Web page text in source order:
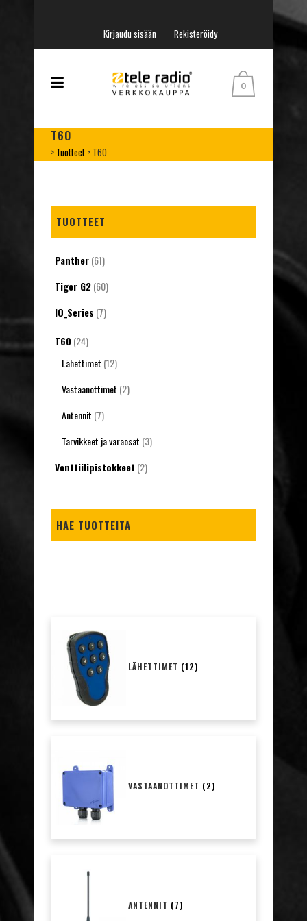
Kirjaudu sisään Rekisteröidy
0
T60
> Tuotteet > T60
TUOTTEET
Panther(61)
Tiger G2(60)
IO_Series (7)
T60 (24)
Lähettimet (12)
Vastaanottimet (2)
Antennit (7)
Tarvikkeet ja varaosat (3)
Venttiilipistokkeet (2)
HAE TUOTTEITA
LÄHETTIMET (12)
VASTAANOTTIMET (2)
ANTENNIT (7)